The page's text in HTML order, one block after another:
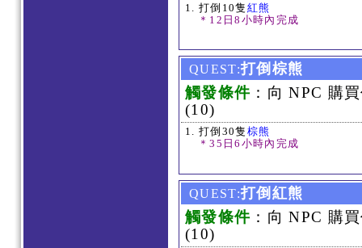
打倒10隻 紅熊
＊12日8小時內完成
QUEST:打倒棕熊
觸發條件 ：向 NPC 購
(10)
打倒30隻 棕熊
＊35日6小時內完成
QUEST:打倒紅熊
觸發條件 ：向 NPC 購
(10)